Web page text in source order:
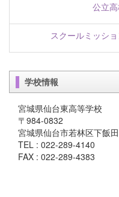
公立
スクールミッシ
学校情報
宮城県仙台東高等学校
〒984-0832
宮城県仙台市若林区下飯
TEL : 022-289-4140
FAX : 022-289-4383